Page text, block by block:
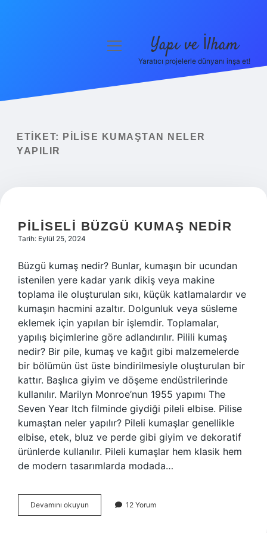
Yasal Uyarı
menüyü
Yapı ve İlham
Yaratıcı projelerle dünyanı inşa et!
ETIKET:
PILISE KUMAŞTAN NELER
YAPILIR
PILISELI BÜZGÜ KUMAŞ NEDIR
Tarih: Eylül 25, 2024
Büzgü kumaş nedir? Bunlar, kumaşın bir ucundan
istenilen yere kadar yarık dikiş veya makine
toplama ile oluşturulan sıkı, küçük katlamalardır ve
kumaşın hacmini azaltır. Dolgunluk veya süsleme
eklemek için yapılan bir işlemdir. Toplamalar,
yapılış biçimlerine göre adlandırılır. Pilili kumaş
nedir? Bir pile, kumaş ve kağıt gibi malzemelerde
bir bölümün üst üste bindirilmesiyle oluşturulan bir
kattır. Başlıca giyim ve döşeme endüstrilerinde
kullanılır. Marilyn Monroe’nun 1955 yapımı The
Seven Year Itch filminde giydiği pileli elbise. Pilise
kumaştan neler yapılır? Pileli kumaşlar genellikle
elbise, etek, bluz ve perde gibi giyim ve dekoratif
ürünlerde kullanılır. Pileli kumaşlar hem klasik hem
de modern tasarımlarda modada…
Devamını okuyun
Büzgü
12 Yorum